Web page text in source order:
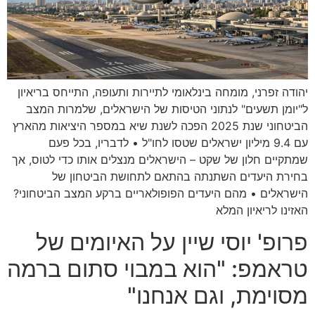
יהודה זפרני, מומחה בינלאומי לתיירות ותעופה, התייחס בריאיון
ל"יומן תשעים" לנתוני הטיסות של הישראלים, שלמרות המצב
הביטחוני שנת 2025 הפכה לשנת שיא במספר היציאות מהארץ
עם 9.4 מיליון ישראלים שטסו לחו"ל • לדבריו, בכל פעם
שמתקיים חלון של שקט – הישראלים מנצלים אותו כדי לטוס, אך
בחירת היעדים השתנתה בהתאם לתחושת הביטחון של
הישראלים • מהם היעדים הפופולאריים ברקע המצב הביטחוני?
האזינו לריאיון המלא
פרופ' יוסי שיין על האיומים של
טראמפ: "הוא במבוי סתום ברמה
מסוימת, וגם אנחנו"